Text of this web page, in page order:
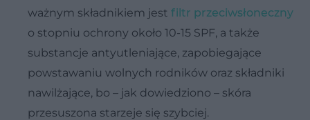
ważnym składnikiem jest filtr przeciwsłoneczny
o stopniu ochrony około 10-15 SPF, a także
substancje antyutleniające, zapobiegające
powstawaniu wolnych rodników oraz składniki
nawilżające, bo – jak dowiedziono – skóra
przesuszona starzeje się szybciej.